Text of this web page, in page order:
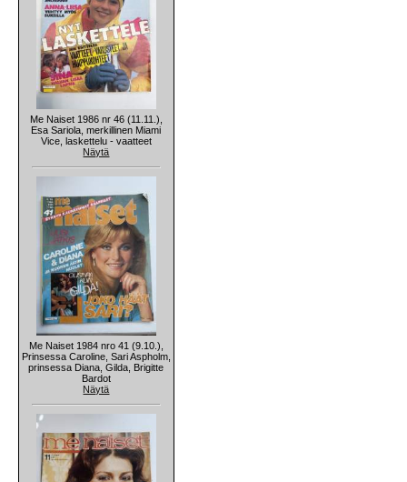
Me Naiset 1986 nr 46 (11.11.),
Esa Sariola, merkillinen Miami
Vice, laskettelu - vaatteet
Näytä
Me Naiset 1984 nro 41 (9.10.),
Prinsessa Caroline, Sari Aspholm,
prinsessa Diana, Gilda, Brigitte
Bardot
Näytä